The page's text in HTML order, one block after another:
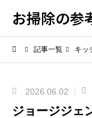
お掃除の参
記事一覧 キッ
2026.06.02
ジョージジェ